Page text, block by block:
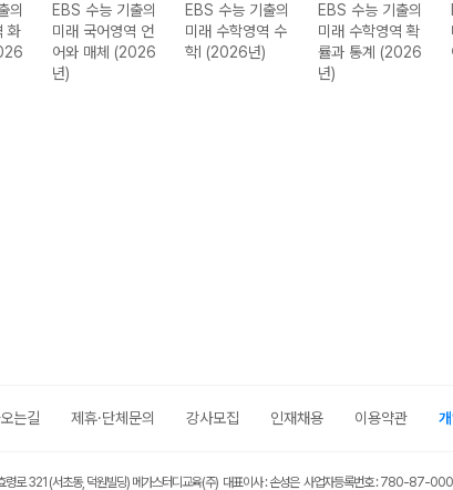
의
화
EBS 수능 기출의
미래 국어영역 언
어와 매체 (2026
년)
EBS 수능 기출의
미래 수학영역 수
학I (2026년)
EBS 수능 기출의
미래 수학영역 확
률과 통계 (2026
년)
는길 제휴·단체문의 강사모집 인재채용 이용약관
로 321 (서초동, 덕원빌딩) 메가스터디교육(주) 대표이사 : 손성은 사업자등록번호 : 780-87-